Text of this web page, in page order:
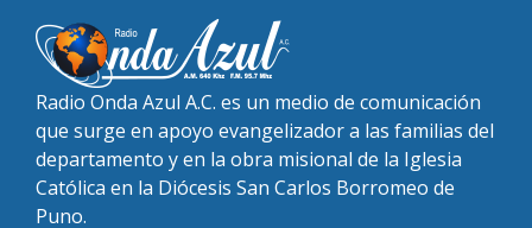
Radio Onda Azul A.C. es un medio de comunicación
que surge en apoyo evangelizador a las familias del
departamento y en la obra misional de la Iglesia
Católica en la Diócesis San Carlos Borromeo de
Puno.